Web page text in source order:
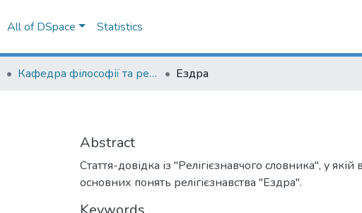
All of DSpace Statistics
Кафедра філософії та релігієзнавства Ездра
Abstract
Стаття-довідка із "Релігієзнавчого словника", у якій
основних понять релігієзнавства "Ездра".